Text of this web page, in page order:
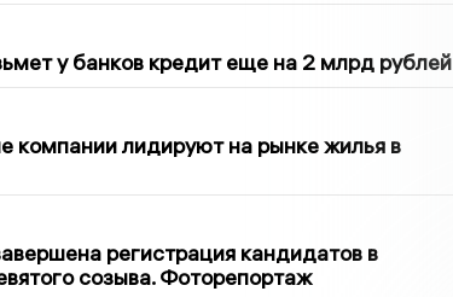
у банков кредит еще на 2 млрд рублей
компании лидируют на рынке жилья в
регистрация кандидатов в
созыва. Фоторепортаж